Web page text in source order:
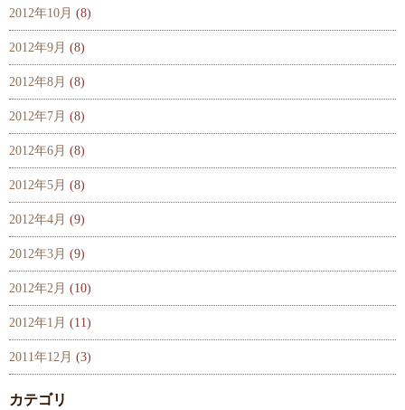
2012年10月 (8)
2012年9月 (8)
2012年8月 (8)
2012年7月 (8)
2012年6月 (8)
2012年5月 (8)
2012年4月 (9)
2012年3月 (9)
2012年2月 (10)
2012年1月 (11)
2011年12月 (3)
カテゴリ